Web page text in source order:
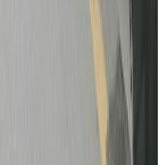
नेपालीको मृत्यु, दुई
वृद्धि